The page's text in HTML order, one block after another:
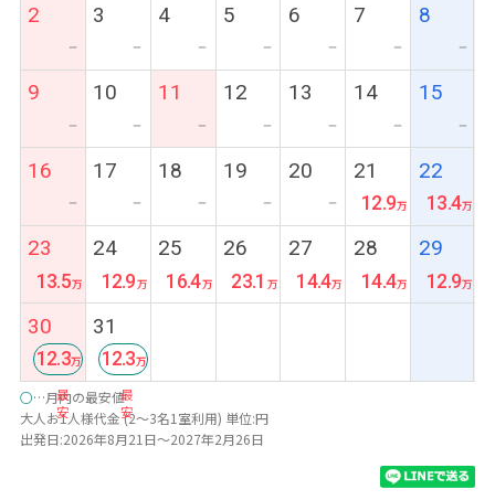
2
ー
3
ー
4
ー
5
ー
6
ー
7
ー
8
ー
9
ー
10
ー
11
ー
12
ー
13
ー
14
ー
15
ー
16
ー
17
ー
18
ー
19
ー
20
ー
21
12.9
22
13.4
23
13.5
24
12.9
25
16.4
26
23.1
27
14.4
28
14.4
29
12.9
30
最
安
12.3
31
最
安
12.3
○…月内の最安値
大人お1人様代金 (2～3名1室利用) 単位:円
出発日:2026年8月21日～2027年2月26日